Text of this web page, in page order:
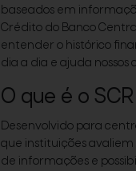
baseados em
Crédito do Banco
entender o histórico
dia a dia e ajuda
O que é o
Desenvolvido para
que instituições avaliem
de informações e